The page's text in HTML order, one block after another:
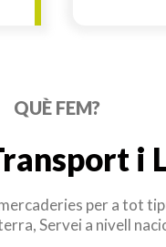
QUÈ FEM?
i
per a tot
Servei a nivell